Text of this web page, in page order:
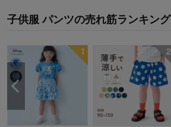
子供服 パンツの売れ筋ランキング